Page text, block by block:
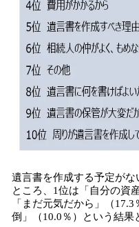
遺言書を作成する予定が
ところ、1位は「自分の資
「まだ元気だから」（
倒」（10.0％）という結果